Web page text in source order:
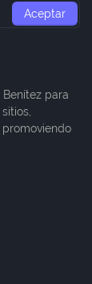
para